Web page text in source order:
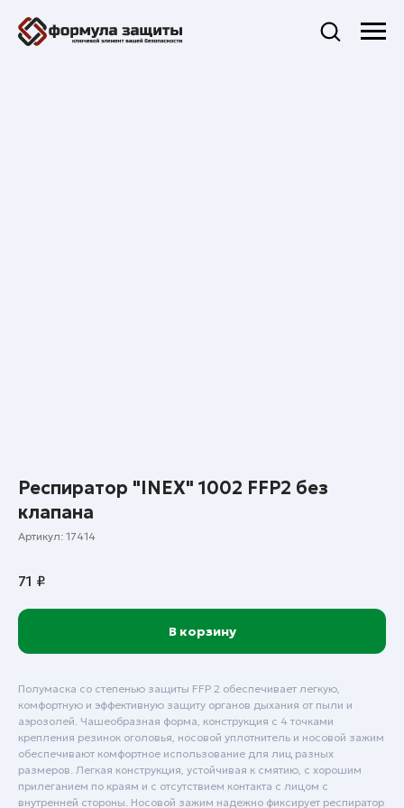
Респиратор "INEX" 1002 FFP2 без
клапана
Артикул: 17414
71 ₽
В корзину
Полумаска со степенью защиты FFP 2 обеспечивает легкую,
комфортную и эффективную защиту органов дыхания от пыли и
аэрозолей. Чашеобразная форма, конструкция с 4 точками
крепления резинок оголовья, носовой уплотнитель и носовой зажим
обеспечивают комфортное использование для лиц разных
размеров. Легкая конструкция, устойчивая к смятию, с хорошим
прилеганием по краям и с отсутствием контакта с лицом с
внутренней стороны. Носовой зажим надежно фиксирует респиратор